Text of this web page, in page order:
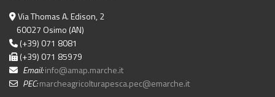
Via Thomas A. Edison, 2
60027 Osimo (AN)
(+39) 071 8081
(+39) 071 85979
Email:info@amap.marche.it
PEC:marcheagricolturapesca.pec@emarche.it